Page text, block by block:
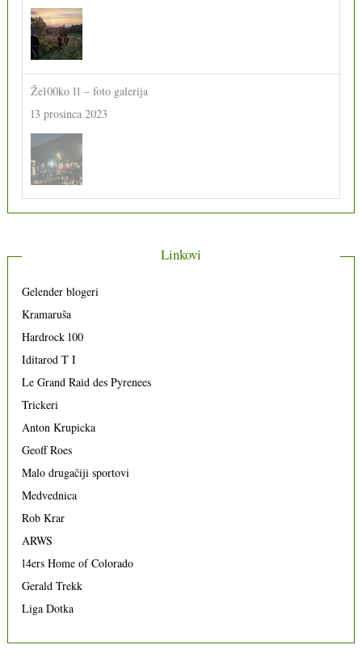
Že100ko 11 – foto galerija
13 prosinca 2023
Linkovi
Gelender blogeri
Kramaruša
Hardrock 100
Iditarod T I
Le Grand Raid des Pyrenees
Trickeri
Anton Krupicka
Geoff Roes
Malo drugačiji sportovi
Medvednica
Rob Krar
ARWS
14ers Home of Colorado
Gerald Trekk
Liga Dotka